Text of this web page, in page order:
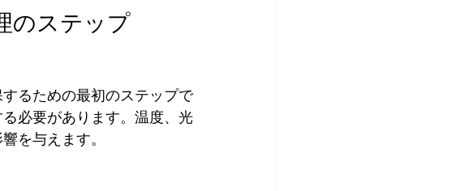
のステップ
るための最初のステップで
必要があります。温度、光
を与えます。